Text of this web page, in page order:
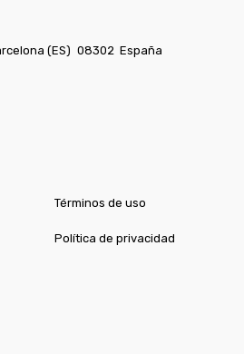
(ES) 08302 España
Términos de uso
Política de privacidad